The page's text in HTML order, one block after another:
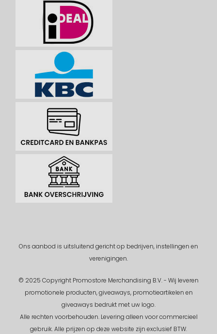
Ons aanbod is uitsluitend gericht op bedrijven, instellingen en
verenigingen.
© 2025 Copyright Promostore Merchandising B.V. - Wij leveren
promotionele producten, giveaways, promotieartikelen en
giveaways bedrukt met uw logo.
Alle rechten voorbehouden.Levering alleen voor commercieel
gebruik. Alle prijzen op deze website zijn exclusief BTW.